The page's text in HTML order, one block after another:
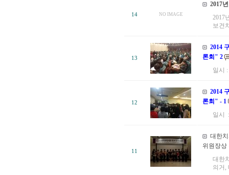
14 NO IMAGE
2017
2017
보건
13
2014
론회" 2
일시
12
2014
론회" - 1
일시
11
대한
위원장상
대한
의거,